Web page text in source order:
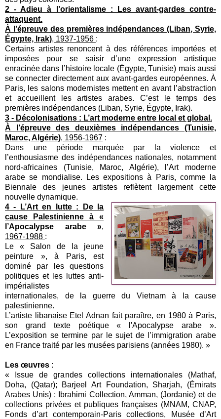
2 - Adieu à l’orientalisme : Les avant-gardes contre-
attaquent.
À l’épreuve des premières indépendances (Liban, Syrie,
Égypte, Irak), 1937-1956 :
Certains artistes renoncent à des références importées et
imposées pour se saisir d’une expression artistique
enracinée dans l’histoire locale (Égypte, Tunisie) mais aussi
se connecter directement aux avant-gardes européennes. À
Paris, les salons modernistes mettent en avant l’abstraction
et accueillent les artistes arabes. C’est le temps des
premières indépendances (Liban, Syrie, Égypte, Irak).
3 - Décolonisations : L’art moderne entre local et global.
À l’épreuve des deuxièmes indépendances (Tunisie,
Maroc, Algérie), 1956-1967 :
Dans une période marquée par la violence et
l’enthousiasme des indépendances nationales, notamment
nord-africaines (Tunisie, Maroc, Algérie), l’Art moderne
arabe se mondialise. Les expositions à Paris, comme la
Biennale des jeunes artistes reflètent largement cette
nouvelle dynamique.
4 - L’Art en lutte : De la
cause Palestinienne à «
l’Apocalypse arabe »,
1967-1988 :
Le « Salon de la jeune
peinture », à Paris, est
dominé par les questions
politiques et les luttes anti-
impérialistes
internationales, de la guerre du Vietnam à la cause
palestinienne.
L’artiste libanaise Etel Adnan fait paraître, en 1980 à Paris,
son grand texte poétique « l'Apocalypse arabe ».
L’exposition se termine par le sujet de l’immigration arabe
en France traité par les musées parisiens (années 1980). »
Les œuvres :
« Issue de grandes collections internationales (Mathaf,
Doha, (Qatar); Barjeel Art Foundation, Sharjah, (Émirats
Arabes Unis) ; Ibrahimi Collection, Amman, (Jordanie) et de
collections privées et publiques françaises (MNAM, CNAP,
Fonds d’art contemporain-Paris collections, Musée d’Art